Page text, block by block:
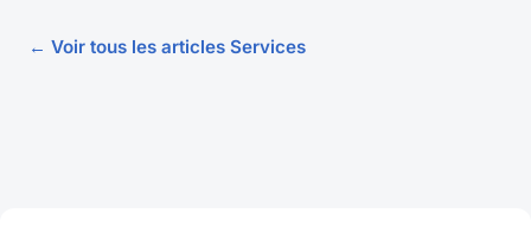
← Voir tous les articles Services